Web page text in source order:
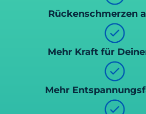
Rückenschmerzen
Mehr Kraft für
Mehr